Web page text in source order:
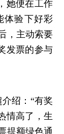
她便在工作
体验下好彩
，主动索要
发票的参与
绍：“有奖
情高了，生
提额绿色通